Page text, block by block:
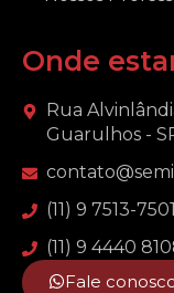
Onde
Rua
Guarulhos -
(11) 9 7513-7501
(11) 9 4440
Fale